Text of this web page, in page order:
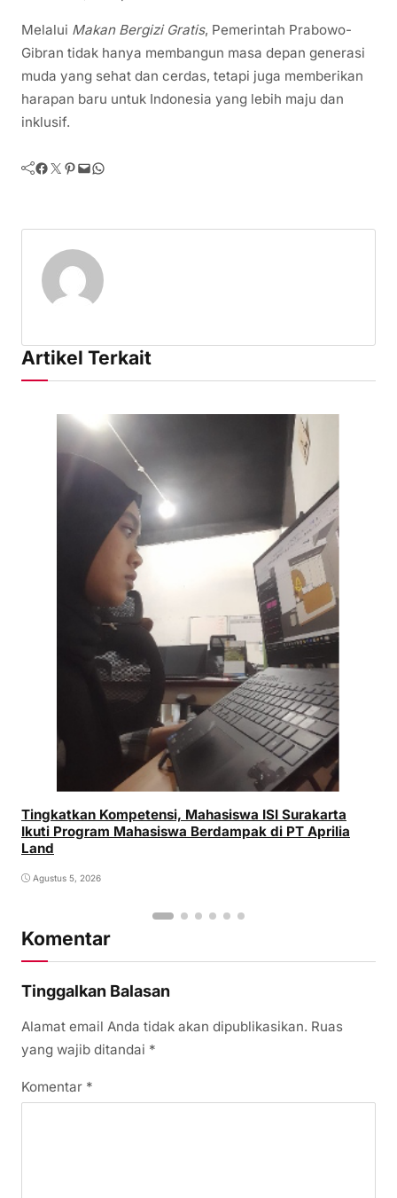
Melalui Makan Bergizi Gratis, Pemerintah Prabowo-
Gibran tidak hanya membangun masa depan generasi
muda yang sehat dan cerdas, tetapi juga memberikan
harapan baru untuk Indonesia yang lebih maju dan
inklusif.
Facebook Twitter Pinterest Mail WhatsApp
Artikel Terkait
Tingkatkan Kompetensi, Mahasiswa ISI Surakarta
Ikuti Program Mahasiswa Berdampak di PT Aprilia
Land
Agustus 5, 2026
Komentar
Tinggalkan Balasan
Alamat email Anda tidak akan dipublikasikan. Ruas
yang wajib ditandai *
Komentar *